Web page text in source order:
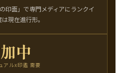
印面」で専門メディアにランクイ
現在進行形。
中
アルx印鑑 需要